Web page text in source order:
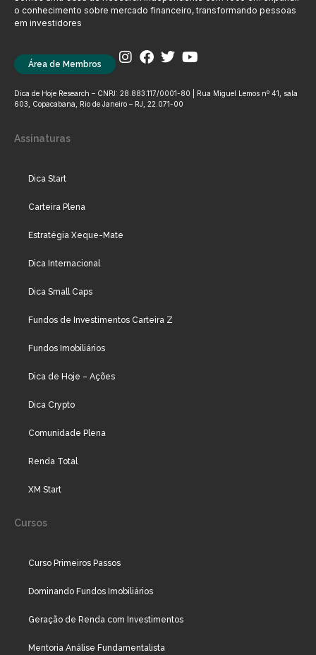
o conhecimento sobre mercado financeiro, transformando pessoas
em investidores
Área de Membros
Dica de Hoje Research – CNPJ: 28.883.117/0001-80 | Rua Miguel Lemos nº 41, sala
603, Copacabana, Rio de Janeiro – RJ, 22.071-00
Assinaturas
Dica Start
Carteira Plena
Estratégia Xeque-Mate
Dica Internacional
Dica Small Caps
Fundos de Investimentos Carteira Z
Fundos Imobiliários
Dica de Hoje – Ações
Dica Crypto
Comunidade Plena
Renda Total
XM Start
Cursos
Curso Primeiros Passos
Dominando Fundos Imobiliários
Geração de Renda com Investimentos
Mentoria Análise Fundamentalista